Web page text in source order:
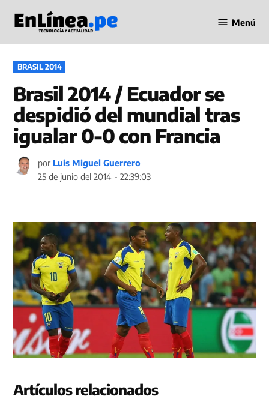
contenido
en Línea
Menú
PUBLICADO
EN
BRASIL 2014
Brasil 2014 / Ecuador se
despidió del mundial tras
igualar 0-0 con Francia
por Luis Miguel Guerrero
25 de junio del 2014 - 22:39:03
Artículos relacionados